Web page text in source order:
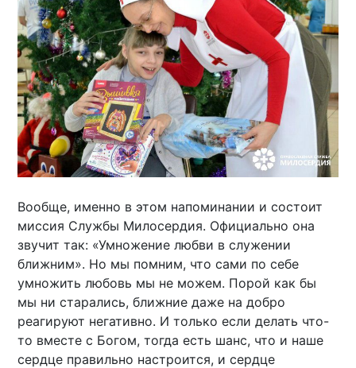
Вообще, именно в этом напоминании и состоит
миссия Службы Милосердия. Официально она
звучит так: «Умножение любви в служении
ближним». Но мы помним, что сами по себе
умножить любовь мы не можем. Порой как бы
мы ни старались, ближние даже на добро
реагируют негативно. И только если делать что-
то вместе с Богом, тогда есть шанс, что и наше
сердце правильно настроится, и сердце